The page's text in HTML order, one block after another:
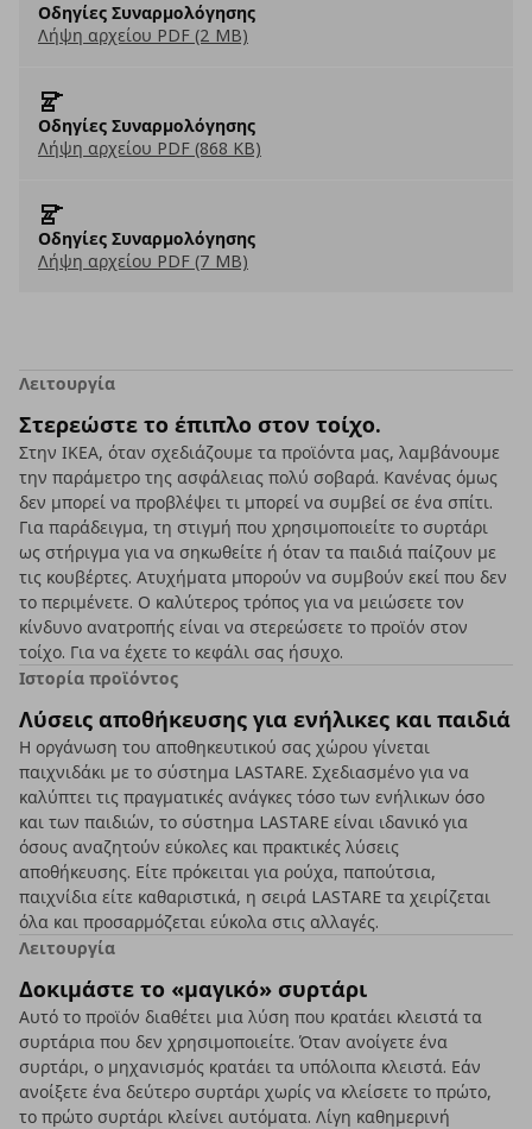
Οδηγίες Συναρμολόγησης
Λήψη αρχείου PDF (2 MB)
Οδηγίες Συναρμολόγησης
Λήψη αρχείου PDF (868 KB)
Οδηγίες Συναρμολόγησης
Λήψη αρχείου PDF (7 MB)
Λειτουργία
Στερεώστε το έπιπλο στον τοίχο.
Στην ΙΚΕΑ, όταν σχεδιάζουμε τα προϊόντα μας, λαμβάνουμε
την παράμετρο της ασφάλειας πολύ σοβαρά. Κανένας όμως
δεν μπορεί να προβλέψει τι μπορεί να συμβεί σε ένα σπίτι.
Για παράδειγμα, τη στιγμή που χρησιμοποιείτε το συρτάρι
ως στήριγμα για να σηκωθείτε ή όταν τα παιδιά παίζουν με
τις κουβέρτες. Ατυχήματα μπορούν να συμβούν εκεί που δεν
το περιμένετε. Ο καλύτερος τρόπος για να μειώσετε τον
κίνδυνο ανατροπής είναι να στερεώσετε το προϊόν στον
τοίχο. Για να έχετε το κεφάλι σας ήσυχο.
Ιστορία προϊόντος
Λύσεις αποθήκευσης για ενήλικες και παιδιά
Η οργάνωση του αποθηκευτικού σας χώρου γίνεται
παιχνιδάκι με το σύστημα LASTARE. Σχεδιασμένο για να
καλύπτει τις πραγματικές ανάγκες τόσο των ενήλικων όσο
και των παιδιών, το σύστημα LASTARE είναι ιδανικό για
όσους αναζητούν εύκολες και πρακτικές λύσεις
αποθήκευσης. Είτε πρόκειται για ρούχα, παπούτσια,
παιχνίδια είτε καθαριστικά, η σειρά LASTARE τα χειρίζεται
όλα και προσαρμόζεται εύκολα στις αλλαγές.
Λειτουργία
Δοκιμάστε το «μαγικό» συρτάρι
Αυτό το προϊόν διαθέτει μια λύση που κρατάει κλειστά τα
συρτάρια που δεν χρησιμοποιείτε. Όταν ανοίγετε ένα
συρτάρι, ο μηχανισμός κρατάει τα υπόλοιπα κλειστά. Εάν
ανοίξετε ένα δεύτερο συρτάρι χωρίς να κλείσετε το πρώτο,
το πρώτο συρτάρι κλείνει αυτόματα. Λίγη καθημερινή